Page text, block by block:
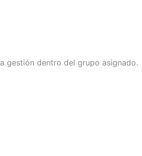
gestión dentro del grupo asignado.